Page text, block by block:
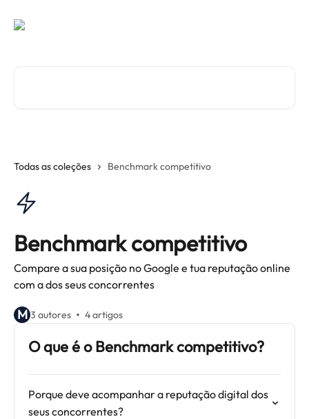
Todas as coleções Benchmark competitivo
Benchmark competitivo
Compare a sua posição no Google e tua reputação online
com a dos seus concorrentes
M 3 autores 4 artigos
O que é o Benchmark competitivo?
Porque deve acompanhar a reputação digital dos
seus concorrentes?